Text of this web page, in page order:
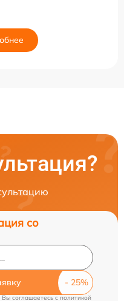
со
Вы соглашаетесь cполитикой